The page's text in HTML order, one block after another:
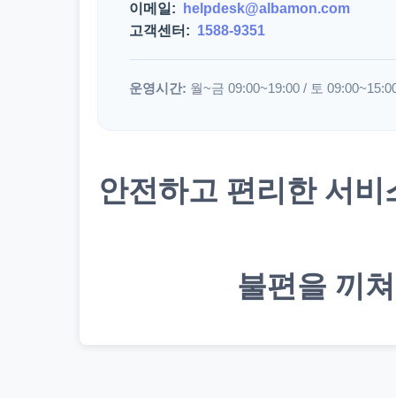
이메일:
helpdesk@albamon.com
고객센터: 1588-9351
운영시간: 월~금 09:00~19:00 / 토
안전하고 편리한 서
불편을 끼